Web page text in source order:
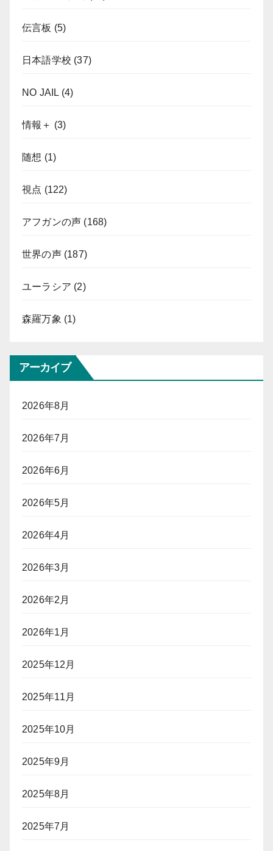
伝言板 (5)
日本語学校 (37)
NO JAIL (4)
情報＋ (3)
随想 (1)
視点 (122)
アフガンの声 (168)
世界の声(187)
ユーラシア (2)
森羅万象 (1)
アーカイブ
2026年8月
2026年7月
2026年6月
2026年5月
2026年4月
2026年3月
2026年2月
2026年1月
2025年12月
2025年11月
2025年10月
2025年9月
2025年8月
2025年7月